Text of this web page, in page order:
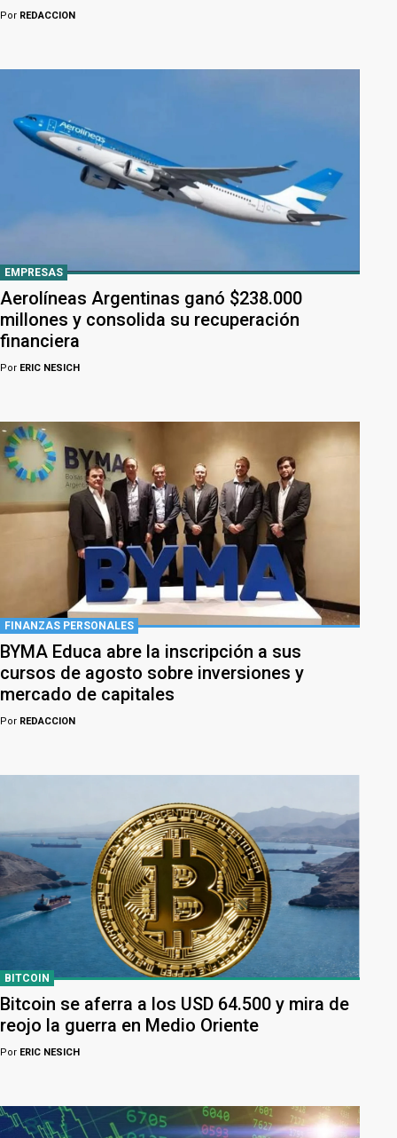
Por REDACCION
EMPRESAS
Aerolíneas Argentinas ganó $238.000
millones y consolida su recuperación
financiera
Por ERIC NESICH
FINANZAS PERSONALES
BYMA Educa abre la inscripción a sus
cursos de agosto sobre inversiones y
mercado de capitales
Por REDACCION
BITCOIN
Bitcoin se aferra a los USD 64.500 y mira de
reojo la guerra en Medio Oriente
Por ERIC NESICH